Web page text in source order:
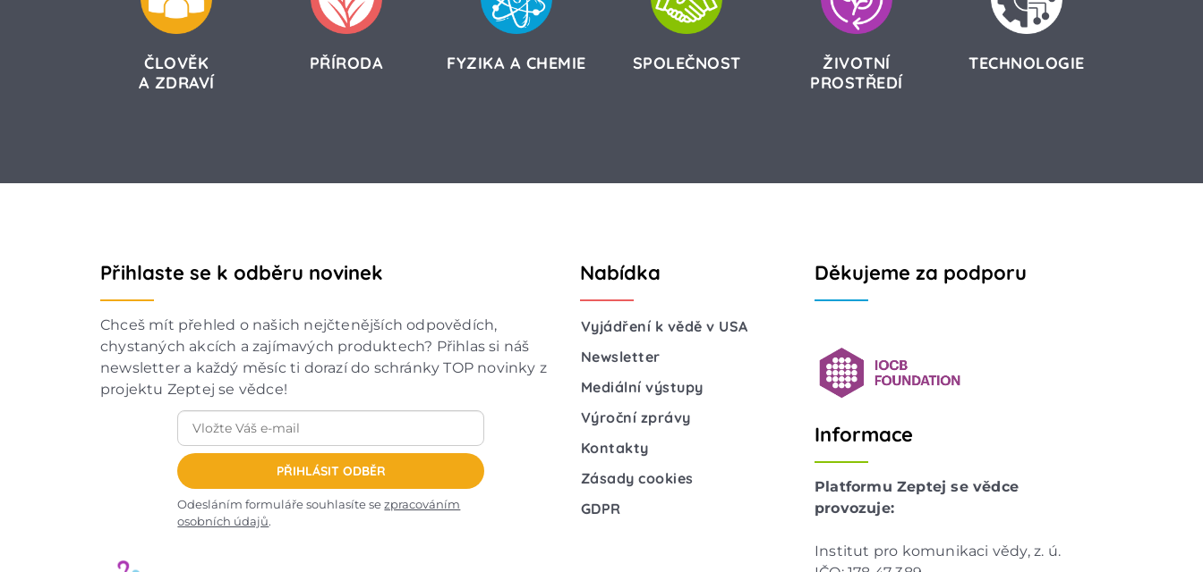
ČLOVĚK
A ZDRAVÍ
PŘÍRODA FYZIKA A CHEMIE SPOLEČNOST
ŽIVOTNÍ
PROSTŘEDÍ
TECHNOLOGIE
Přihlaste se k odběru novinek
Chceš mít přehled o našich nejčtenějších odpovědích,
chystaných akcích a zajímavých produktech? Přihlas si náš
newsletter a každý měsíc ti dorazí do schránky TOP novinky z
projektu Zeptej se vědce!
PŘIHLÁSIT ODBĚR
Odesláním formuláře souhlasíte sezpracováním
osobních údajů.
Nabídka
Vyjádření k vědě v USA
Newsletter
Mediální výstupy
Výroční zprávy
Kontakty
Zásady cookies
GDPR
Děkujeme za podporu
Informace
Platformu Zeptej se vědce
provozuje:
Institut pro komunikaci vědy, z. ú.